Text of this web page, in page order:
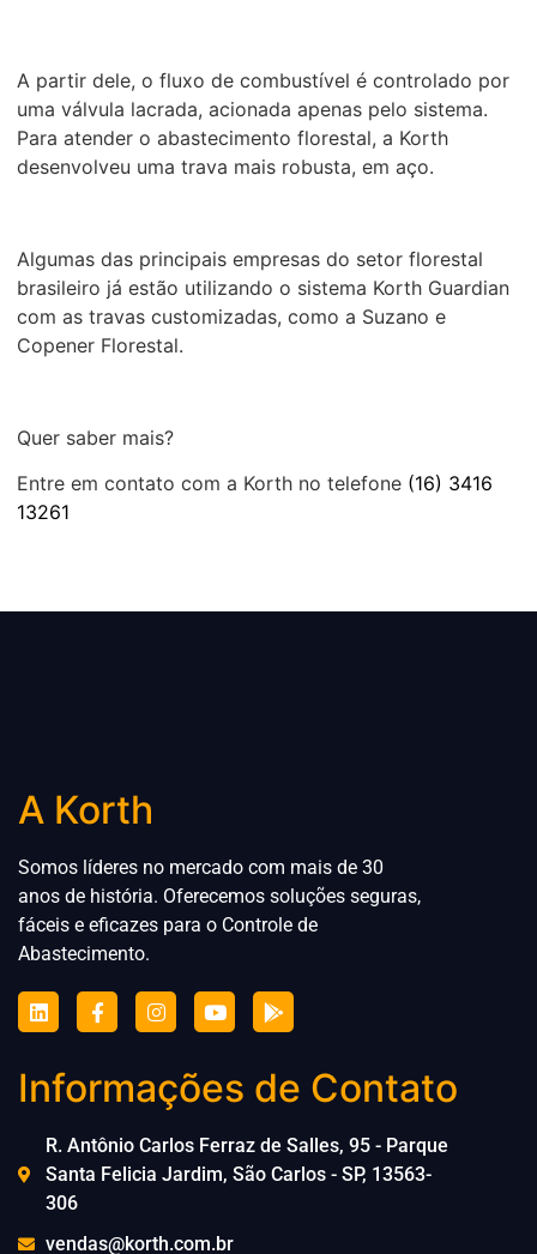
A partir dele, o fluxo de combustível é controlado por
uma válvula lacrada, acionada apenas pelo sistema.
Para atender o abastecimento florestal, a Korth
desenvolveu uma trava mais robusta, em aço.
Algumas das principais empresas do setor florestal
brasileiro já estão utilizando o sistema Korth Guardian
com as travas customizadas, como a Suzano e
Copener Florestal.
Quer saber mais?
Entre em contato com a Korth no telefone (16) 3416
13261
A Korth
Somos líderes no mercado com mais de 30
anos de história. Oferecemos soluções seguras,
fáceis e eficazes para o Controle de
Abastecimento.
Informações de Contato
R. Antônio Carlos Ferraz de Salles, 95 - Parque
Santa Felicia Jardim, São Carlos - SP, 13563-
306
vendas@korth.com.br